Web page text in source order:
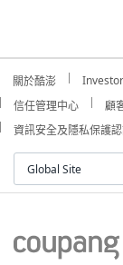
關於酷澎
信任管理中心
顧
資訊安全及隱私保護
Global Site